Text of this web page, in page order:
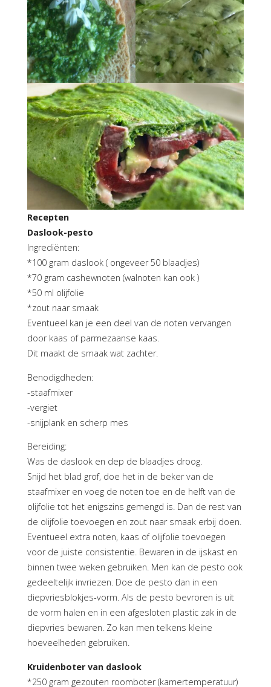
Recepten
Daslook-pesto
Ingrediënten:
*100 gram daslook ( ongeveer 50 blaadjes)
*70 gram cashewnoten (walnoten kan ook )
*50 ml olijfolie
*zout naar smaak
Eventueel kan je een deel van de noten vervangen
door kaas of parmezaanse kaas.
Dit maakt de smaak wat zachter.
Benodigdheden:
-staafmixer
-vergiet
-snijplank en scherp mes
Bereiding:
Was de daslook en dep de blaadjes droog.
Snijd het blad grof, doe het in de beker van de
staafmixer en voeg de noten toe en de helft van de
olijfolie tot het enigszins gemengd is. Dan de rest van
de olijfolie toevoegen en zout naar smaak erbij doen.
Eventueel extra noten, kaas of olijfolie toevoegen
voor de juiste consistentie. Bewaren in de ijskast en
binnen twee weken gebruiken. Men kan de pesto ook
gedeeltelijk invriezen. Doe de pesto dan in een
diepvriesblokjes-vorm. Als de pesto bevroren is uit
de vorm halen en in een afgesloten plastic zak in de
diepvries bewaren. Zo kan men telkens kleine
hoeveelheden gebruiken.
Kruidenboter van daslook
*250 gram gezouten roomboter (kamertemperatuur)